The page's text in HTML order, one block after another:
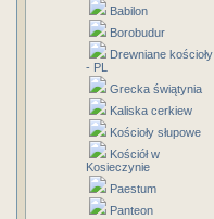
Babilon
Borobudur
Drewniane kościoły
- PL
Grecka świątynia
Kaliska cerkiew
Kościoły słupowe
Kościół w
Kosieczynie
Paestum
Panteon